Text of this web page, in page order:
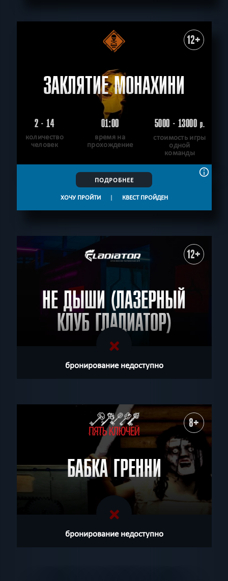
12+
ЗАКЛЯТИЕ МОНАХИНИ
2 - 14
количество
человек
01:00
время на
прохождение
5000 - 13000р.
стоимость игры
одной
команды
ПОДРОБНЕЕ
ХОЧУ ПРОЙТИ | КВЕСТ ПРОЙДЕН
12+
НЕ ДЫШИ (ЛАЗЕРНЫЙ
КЛУБ ГЛАДИАТОР)
бронирование недоступно
8+
БАБКА ГРЕННИ
бронирование недоступно